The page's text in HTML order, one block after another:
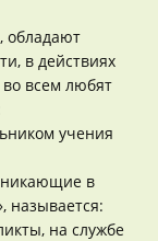
обладают
в действиях
всем любят
учения
в
называется:
на службе